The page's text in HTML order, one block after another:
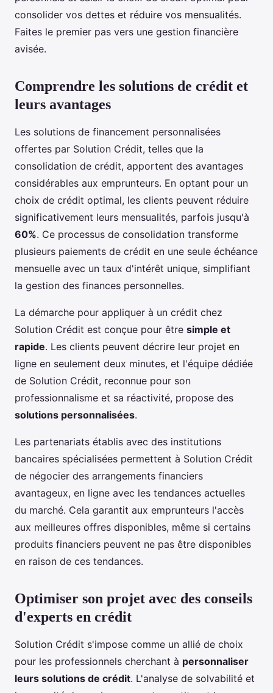
consolider vos dettes et réduire vos mensualités.
Faites le premier pas vers une gestion financière
avisée.
Comprendre les solutions de crédit et
leurs avantages
Les solutions de financement personnalisées
offertes par Solution Crédit, telles que la
consolidation de crédit, apportent des avantages
considérables aux emprunteurs. En optant pour un
choix de crédit optimal, les clients peuvent réduire
significativement leurs mensualités, parfois jusqu'à
60%. Ce processus de consolidation transforme
plusieurs paiements de crédit en une seule échéance
mensuelle avec un taux d'intérêt unique, simplifiant
la gestion des finances personnelles.
La démarche pour appliquer à un crédit chez
Solution Crédit est conçue pour être simple et
rapide. Les clients peuvent décrire leur projet en
ligne en seulement deux minutes, et l'équipe dédiée
de Solution Crédit, reconnue pour son
professionnalisme et sa réactivité, propose des
solutions personnalisées.
Les partenariats établis avec des institutions
bancaires spécialisées permettent à Solution Crédit
de négocier des arrangements financiers
avantageux, en ligne avec les tendances actuelles
du marché. Cela garantit aux emprunteurs l'accès
aux meilleures offres disponibles, même si certains
produits financiers peuvent ne pas être disponibles
en raison de ces tendances.
Optimiser son projet avec des conseils
d'experts en crédit
Solution Crédit s'impose comme un allié de choix
pour les professionnels cherchant à personnaliser
leurs solutions de crédit. L'analyse de solvabilité et